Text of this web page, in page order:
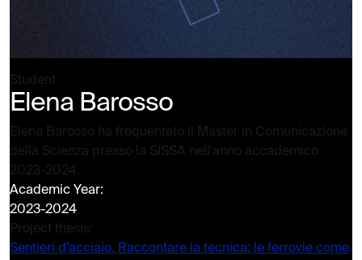
Student
Elena Barosso
Elena Barosso ha frequentato il Master in Comunicazione
della Scienza presso la SISSA nell'anno accademico
2023-2024.
Academic Year:
2023-2024
Project thesis:
Sentieri d’acciaio. Raccontare la tecnica: le ferrovie come